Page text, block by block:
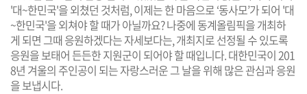
'대~한민국'을 외쳤던 것처럼, 이제는 한 마음으로 ‘동사모’가 되어 '대
~한민국'을 외쳐야 할 때가 아닐까요? 나중에 동계올림픽을 개최하
게 되면 그때 응원하겠다는 자세보다는, 개최지로 선정될 수 있도록
응원을 보태어 든든한 지원군이 되어야 할 때입니다. 대한민국이 201
8년 겨울의 주인공이 되는 자랑스러운 그 날을 위해 많은 관심과 응원
을 보냅시다.